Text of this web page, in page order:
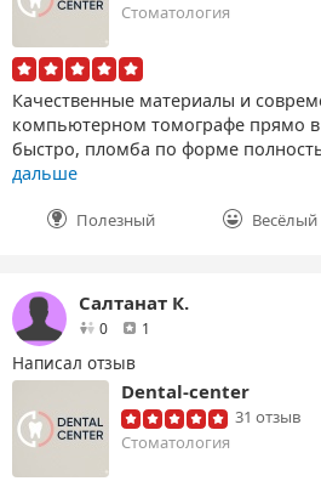
Стоматология
Качественные материалы и
компьютерном томографе прямо
быстро, пломба по форме
дальше
Полезный Весёлый
Салтанат К.
0друзей1
Написал отзыв
Dental-center
31 отзыв
Стоматология